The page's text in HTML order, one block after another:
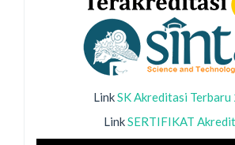
LinkSK Akreditasi Terbaru
LinkSERTIFIKAT